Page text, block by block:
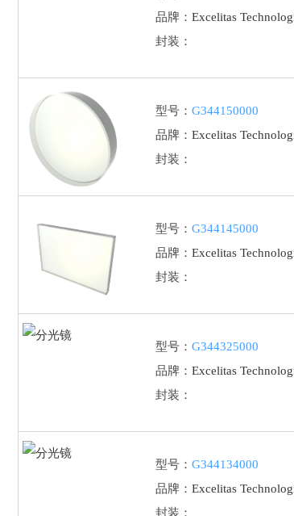
品牌： Excelitas
封装：
型号： G344150000
品牌： Excelitas
封装：
型号： G344145000
品牌： Excelitas
封装：
型号： G344325000
品牌： Excelitas
封装：
型号： G344134000
品牌： Excelitas
封装：